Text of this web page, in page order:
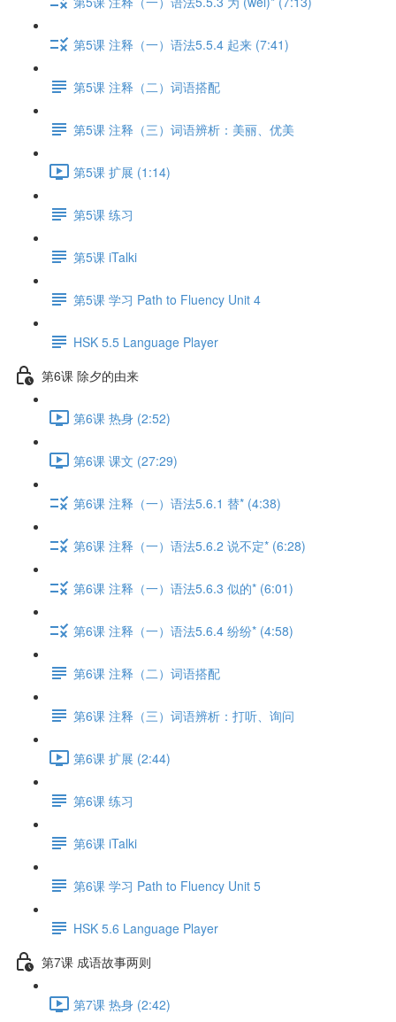
第5课 注释（一）语法5.5.4 起来 (7:41)
第5课 注释（二）词语搭配
第5课 注释（三）词语辨析：美丽、优美
第5课 扩展 (1:14)
第5课 练习
第5课 iTalki
第5课 学习 Path to Fluency Unit 4
HSK 5.5 Language Player
第6课 除夕的由来
第6课 热身 (2:52)
第6课 课文 (27:29)
第6课 注释（一）语法5.6.1 替* (4:38)
第6课 注释（一）语法5.6.2 说不定* (6:28)
第6课 注释（一）语法5.6.3 似的* (6:01)
第6课 注释（一）语法5.6.4 纷纷* (4:58)
第6课 注释（二）词语搭配
第6课 注释（三）词语辨析：打听、询问
第6课 扩展 (2:44)
第6课 练习
第6课 iTalki
第6课 学习 Path to Fluency Unit 5
HSK 5.6 Language Player
第7课 成语故事两则
第7课 热身 (2:42)